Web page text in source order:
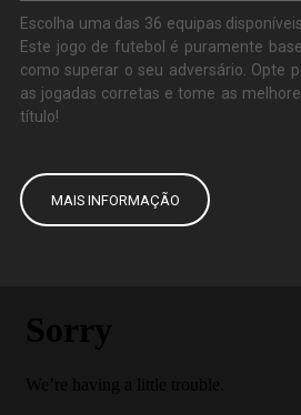
Escolha uma das 36 equipas
Este jogo de futebol é puramente
como superar o seu adversário. Opte
as jogadas corretas e tome as
título!
MAIS INFORMAÇÃO